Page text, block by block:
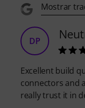
Mostrar
DP
Excellent build
connectors and
really trust it in